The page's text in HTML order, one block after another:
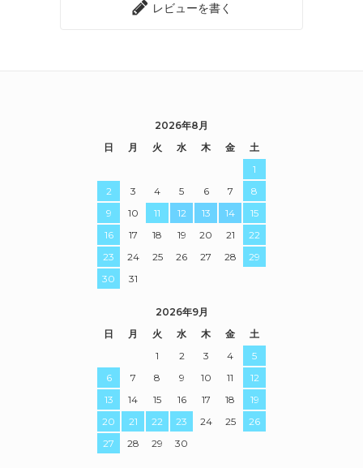
レビューを書く
2026年8月
日
月 火 水 木 金
土
1
2
3 4 5 6 7
8
9
10 11 12 13 14
15
16
17 18 19 20 21
22
23
24 25 26 27 28
29
30
31
2026年9月
日
月 火 水 木 金
土
1
2 3 4
5
6
7 8 9 10 11
12
13
14 15 16 17 18
19
20
21 22 23 24 25
26
27
28 29 30